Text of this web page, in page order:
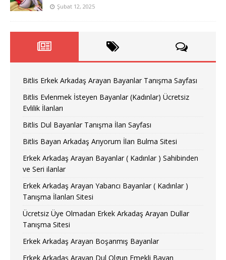
Şubat 12, 2025
Bitlis Erkek Arkadaş Arayan Bayanlar Tanışma Sayfası
Bitlis Evlenmek İsteyen Bayanlar (Kadınlar) Ücretsiz
Evlilik İlanları
Bitlis Dul Bayanlar Tanışma İlan Sayfası
Bitlis Bayan Arkadaş Arıyorum İlan Bulma Sitesi
Erkek Arkadaş Arayan Bayanlar ( Kadınlar ) Sahibinden
ve Seri ilanlar
Erkek Arkadaş Arayan Yabancı Bayanlar ( Kadınlar )
Tanışma İlanları Sitesi
Ücretsiz Üye Olmadan Erkek Arkadaş Arayan Dullar
Tanışma Sitesi
Erkek Arkadaş Arayan Boşanmış Bayanlar
Erkek Arkadaş Arayan Dul Olgun Emekli Bayan